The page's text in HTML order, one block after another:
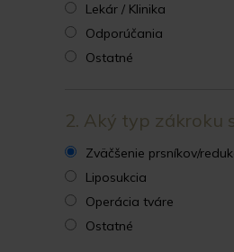
Lekár / Klinika
Odporúčania
Ostatné
2. Aký typ zákroku
Zväčšenie prsníkov/
Liposukcia
Operácia tváre
Ostatné